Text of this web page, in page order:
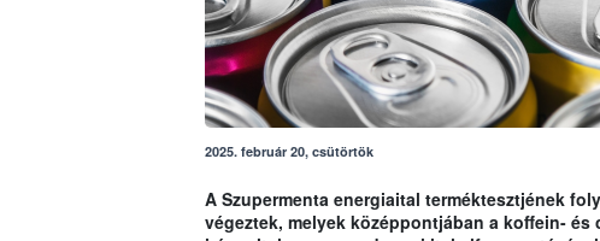
2025. február 20, csütörtök
A Szupermenta energiaital terméktesztjének
végeztek, melyek középpontjában a koffein-